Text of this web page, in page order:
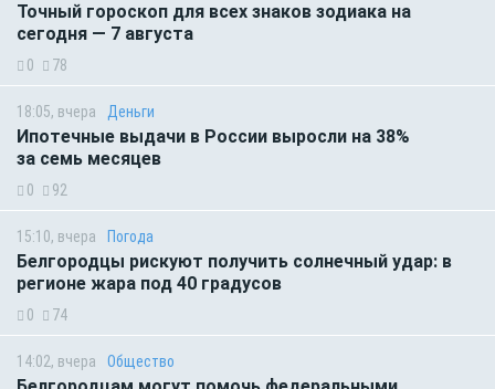
Точный гороскоп для всех знаков зодиака на
сегодня — 7 августа
0 78
18:05, вчера Деньги
Ипотечные выдачи в России выросли на 38%
за семь месяцев
0 92
15:10, вчера Погода
Белгородцы рискуют получить солнечный удар: в
регионе жара под 40 градусов
0 74
14:02, вчера Общество